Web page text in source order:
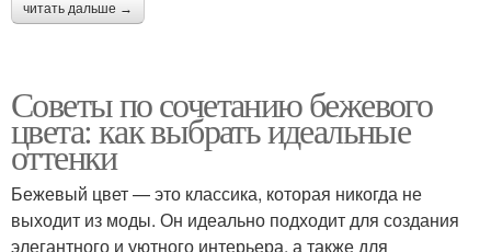
читать дальше →
Советы по сочетанию бежевого
цвета: как выбрать идеальные
оттенки
Бежевый цвет — это классика, которая никогда не
выходит из моды. Он идеально подходит для создания
элегантного и уютного интерьера, а также для